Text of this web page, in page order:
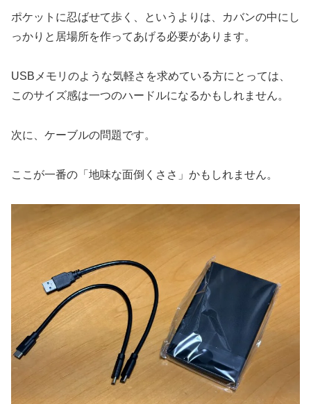
ポケットに忍ばせて歩く、というよりは、カバンの中にし
っかりと居場所を作ってあげる必要があります。
USBメモリのような気軽さを求めている方にとっては、
このサイズ感は一つのハードルになるかもしれません。
次に、ケーブルの問題です。
ここが一番の「地味な面倒くささ」かもしれません。